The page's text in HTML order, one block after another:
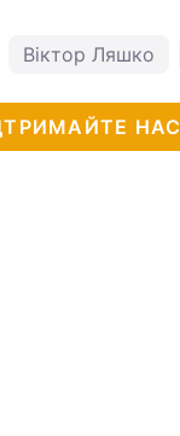
Віктор Ляшко
НАС